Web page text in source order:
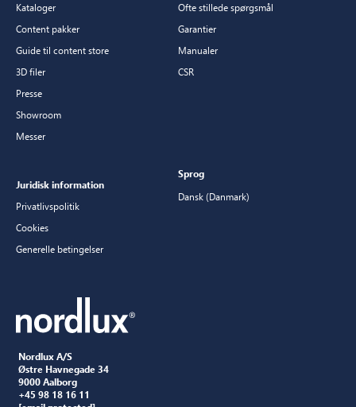
Nordlux A/S
Østre Havnegade 34
9000 Aalborg
+45 98 18 16 11
Kataloger
Content pakker
Guide til content store
3D filer
Presse
Showroom
Messer
Ofte stillede spørgsmål
Garantier
Manualer
CSR
Juridisk information
Privatlivspolitik
Cookies
Generelle betingelser
Sprog
Dansk (Danmark)